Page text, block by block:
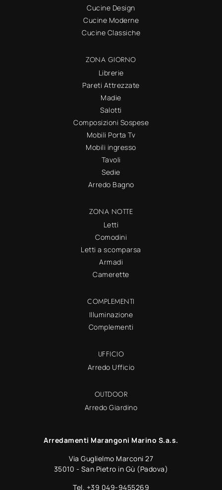
Cucine Design
Cucine Moderne
Cucine Classiche
ZONA GIORNO
Librerie
Pareti Attrezzate
Madie
Salotti
Composizioni Sospese
Mobili Porta Tv
Mobili ingresso
Tavoli
Sedie
Arredo Bagno
ZONA NOTTE
Letti
Comodini
Letti a scomparsa
Armadi
Camerette
COMPLEMENTI
Illuminazione
Complementi
UFFICIO
Arredo Ufficio
OUTDOOR
Arredo Giardino
Arredamenti Marangoni Marino S.a.s.
Via Guglielmo Marconi 27
35010 - San Pietro in Gù (Padova)
Tel. +39 049-9455269